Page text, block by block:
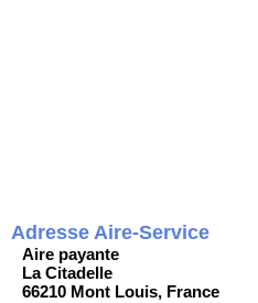
Adresse Aire-Service
Aire payante
La Citadelle
66210 Mont Louis, France